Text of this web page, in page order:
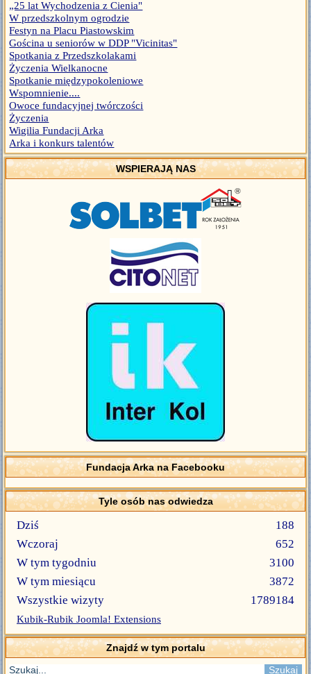
„25 lat Wychodzenia z Cienia"
W przedszkolnym ogrodzie
Festyn na Placu Piastowskim
Gościna u seniorów w DDP "Vicinitas"
Spotkania z Przedszkolakami
Życzenia Wielkanocne
Spotkanie międzypokoleniowe
Wspomnienie....
Owoce fundacyjnej twórczości
Życzenia
Wigilia Fundacji Arka
Arka i konkurs talentów
WSPIERAJĄ NAS
Fundacja Arka na Facebooku
Tyle osób nas odwiedza
Dziś
188
Wczoraj
652
W tym tygodniu
3100
W tym miesiącu
3872
Wszystkie wizyty
1789184
Kubik-Rubik Joomla! Extensions
Znajdź w tym portalu